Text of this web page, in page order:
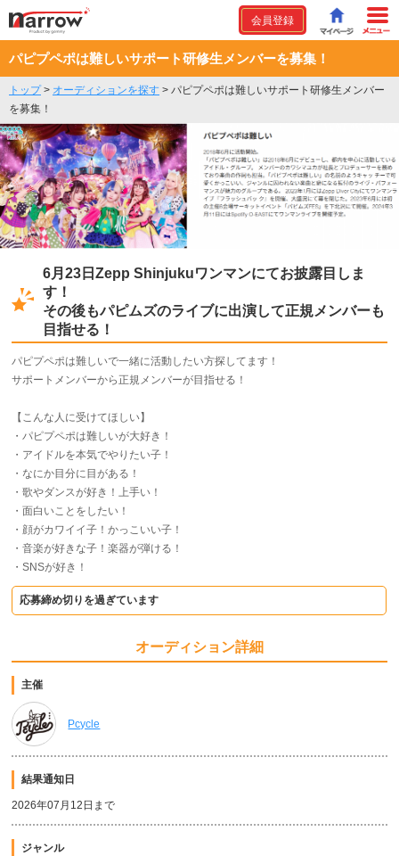
会員登録
パピプペポは難しいサポート研修生メンバーを募集！
トップ> オーディションを探す > パピプペポは難しいサポート研修生メンバー
を募集！
6月23日Zepp Shinjukuワンマンにてお披露目しま
す！
その後もパピムズのライブに出演して正規メンバーも
目指せる！
パピプペポは難しいで一緒に活動したい方探してます！
サポートメンバーから正規メンバーが目指せる！
【こんな人に受けてほしい】
・パピプペポは難しいが大好き！
・アイドルを本気でやりたい子！
・なにか目分に目がある！
・歌やダンスが好き！上手い！
・面白いことをしたい！
・顔がカワイイ子！かっこいい子！
・音楽が好きな子！楽器が弾ける！
・SNSが好き！
応募締め切りを過ぎています
オーディション詳細
主催
Pcycle
結果通知日
2026年07月12日まで
ジャンル